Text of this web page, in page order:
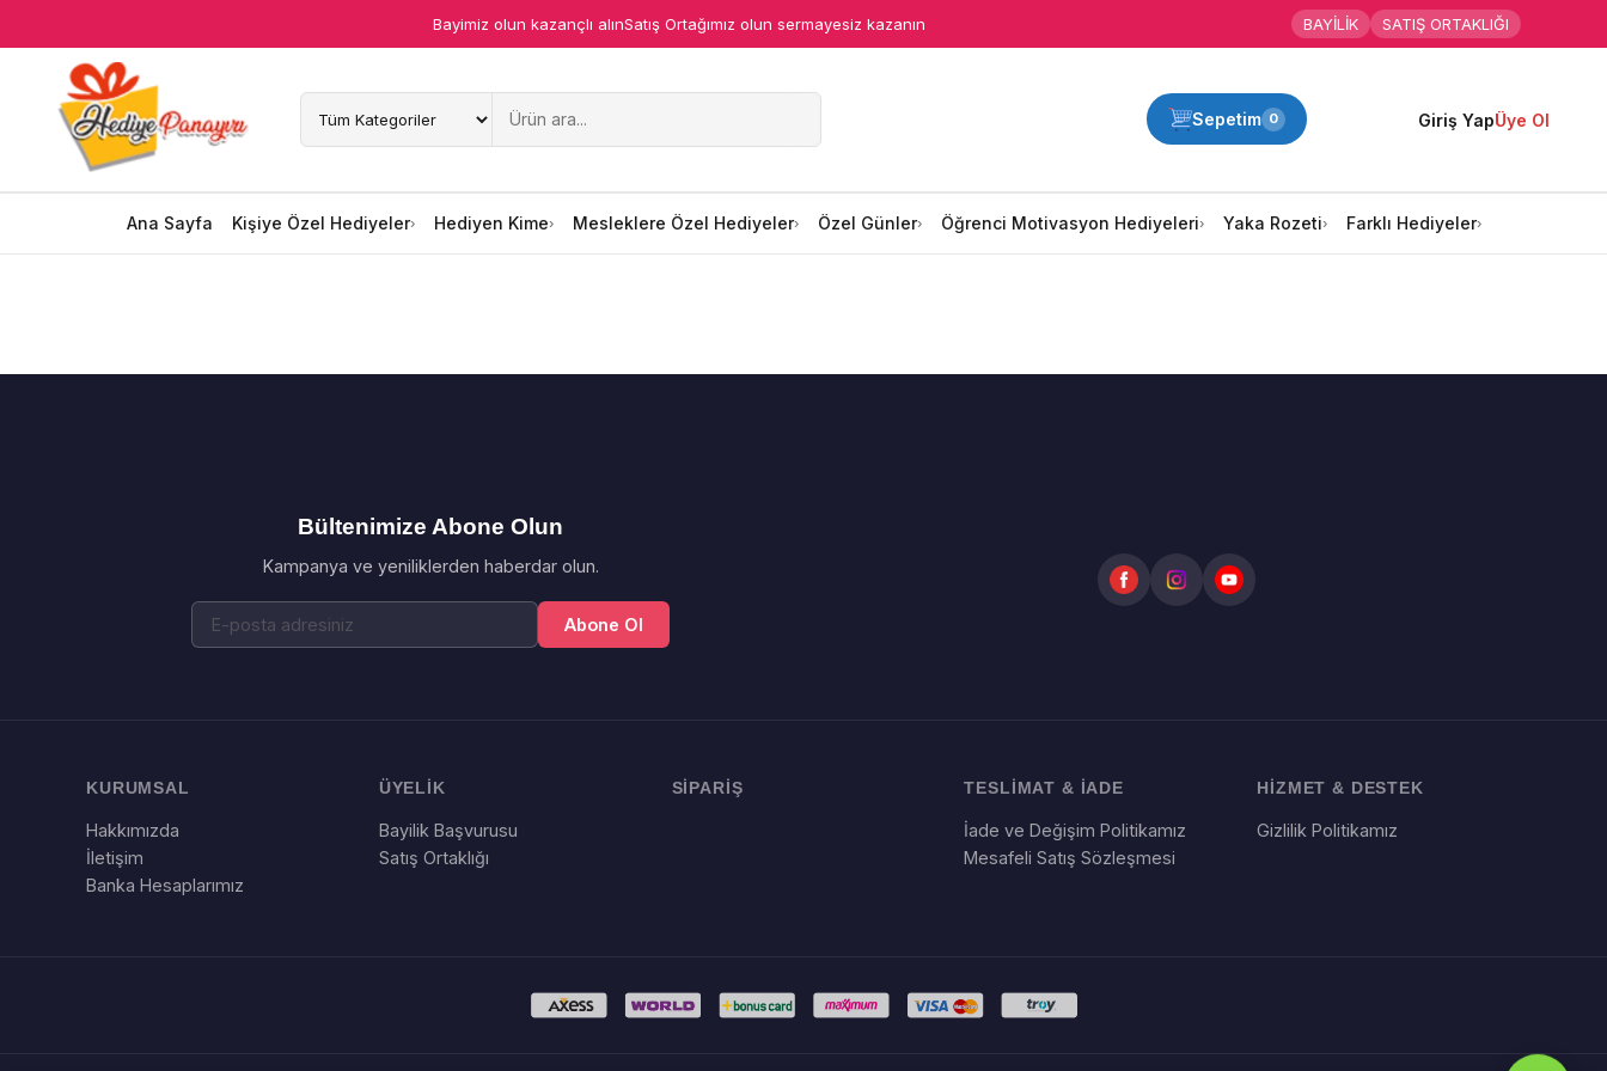
Bayimiz olun kazançlı alınSatış Ortağımız olun sermayesiz kazanın BAYİLİK SATIŞ ORTAKLIĞI
Sepetim 0 Giriş YapÜye Ol
Ana Sayfa Kişiye Özel Hediyeler Hediyen Kime Mesleklere Özel Hediyeler Özel Günler Öğrenci Motivasyon Hediyeleri Yaka Rozeti Farklı Hediyeler
Ana Sayfa
Kişiye Özel Hediyeler
Hediyen Kime
Bültenimize Abone Olun
Kampanya ve yeniliklerden haberdar olun.
Abone Ol
KURUMSAL
Hakkımızda
İletişim
Banka Hesaplarımız
ÜYELİK
Bayilik Başvurusu
Satış Ortaklığı
SİPARİŞ TESLİMAT & İADE
İade ve Değişim Politikamız
Mesafeli Satış Sözleşmesi
HİZMET & DESTEK
Gizlilik Politikamız